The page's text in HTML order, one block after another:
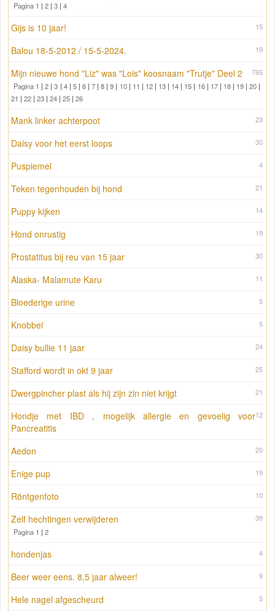
Pagina 1 | 2 | 3 | 4
15
Gijs is 10 jaar!
19
Balou 18-5-2012 / 15-5-2024.
765
Mijn nieuwe hond "Liz" was "Lois" koosnaam "Trutje" Deel 2
Pagina 1 |2 |3 | 4| 5| 6|7 |8 |9 | 10| 11 | 12| 13 | 14 | 15 | 16| 17| 18| 19|20 |
21 | 22 | 23 | 24 | 25 | 26
23
Mank linker achterpoot
30
Daisy voor het eerst loops
4
Puspiemel
21
Teken tegenhouden bij hond
14
Puppy kijken
19
Hond onrustig
30
Prostatitus bij reu van 15 jaar
11
Alaska- Malamute Karu
5
Bloederige urine
5
Knobbel
24
Daisy bullie 11 jaar
25
Stafford wordt in okt 9 jaar
21
Dwergpincher plast als hij zijn zin niet krijgt
12
Hondje met IBD , mogelijk allergie en gevoelig voor
Pancreatitis
20
Aedon
19
Enige pup
10
Röntgenfoto
39
Zelf hechtingen verwijderen
Pagina 1 | 2
4
hondenjas
9
Beer weer eens. 8,5 jaar alweer!
5
Hele nagel afgescheurd